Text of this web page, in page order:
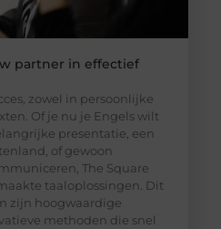
partner in effectief
zowel in persoonlijke
Of je nu je Engels wilt
presentatie, een
of gewoon
The Square
taaloplossingen. Dit
zijn hoogwaardige
methoden die snel